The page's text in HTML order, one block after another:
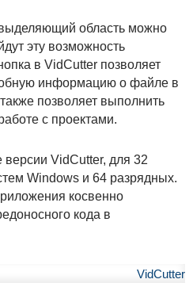
область можно
эту возможность
в VidCutter позволяет
информацию о файле в
позволяет выполнить
с проектами.
VidCutter, для 32
Windows и 64 разрядных.
косвенно
кода в
VidCutter